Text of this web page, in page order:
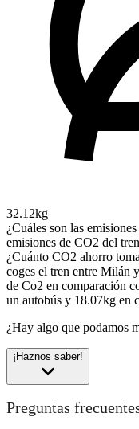
32.12kg
¿Cuáles son las
emisiones de CO2 del
¿Cuánto CO2 ahorro
coges el tren entre Milán
de Co2 en comparación
un autobús y 18.07kg en
¿Hay algo que podamos
¡Haznos saber!
Preguntas